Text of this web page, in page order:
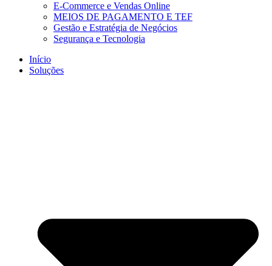
E-Commerce e Vendas Online
MEIOS DE PAGAMENTO E TEF
Gestão e Estratégia de Negócios
Segurança e Tecnologia
Início
Soluções